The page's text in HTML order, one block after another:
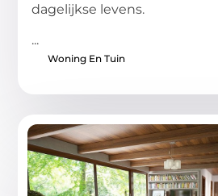
dagelijkse levens.
...
Woning En Tuin